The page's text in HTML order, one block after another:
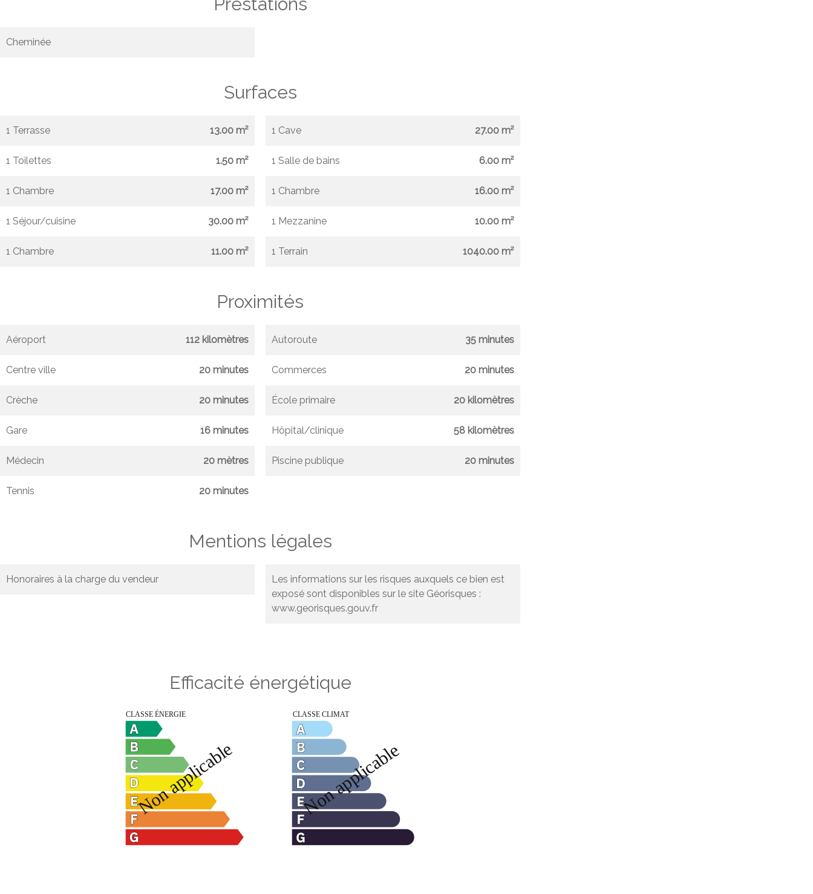
Cheminée
Surfaces
1 Terrasse 13.00 m² 1 Cave 27.00 m²
1 Toilettes 1.50 m² 1 Salle de bains 6.00 m²
1 Chambre 17.00 m² 1 Chambre 16.00 m²
1 Séjour/cuisine 30.00 m² 1 Mezzanine 10.00 m²
1 Chambre 11.00 m² 1 Terrain 1040.00 m²
Proximités
Aéroport 112 kilomètres Autoroute 35 minutes
Centre ville 20 minutes Commerces 20 minutes
Crèche 20 minutes École primaire 20 kilomètres
Gare 16 minutes Hôpital/clinique 58 kilomètres
Médecin 20 mètres Piscine publique 20 minutes
Tennis 20 minutes
Mentions légales
Honoraires à la charge du vendeur
Les informations sur les risques auxquels ce bien est
exposé sont disponibles sur le site Géorisques :
www.georisques.gouv.fr
Efficacité énergétique